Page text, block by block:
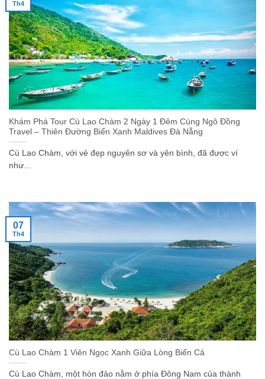
Khám Phá Tour Cù Lao Chàm 2 Ngày 1 Đêm Cùng Ngô Đồng
Travel – Thiên Đường Biển Xanh Maldives Đà Nẵng
Cù Lao Chàm, với vẻ đẹp nguyên sơ và yên bình, đã được ví
như...
Th4
Cù Lao Chàm 1 Viên Ngọc Xanh Giữa Lòng Biển Cả
Cù Lao Chàm, một hòn đảo nằm ở phía Đông Nam của thành
07
Th4